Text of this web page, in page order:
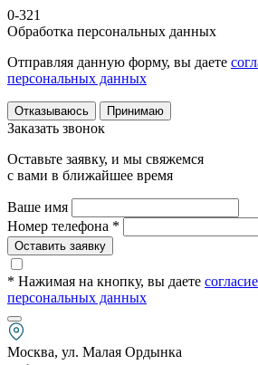
0-321
Обработка персональных данных
Отправляя данную форму, вы даете
персональных данных
Отказываюсь Принимаю
Заказать звонок
Оставьте заявку, и мы свяжемся
с вами в ближайшее время
Ваше имя
Номер телефона *
Оставить заявку
* Нажимая на кнопку, вы даете согласие
персональных данных
Москва, ул. Малая Ордынка